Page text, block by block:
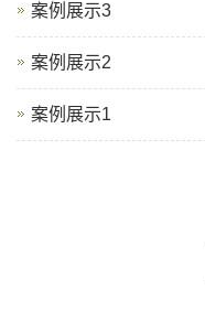
案例展示3
案例展示2
案例展示1